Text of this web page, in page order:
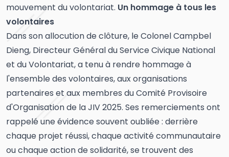
mouvement du volontariat. Un hommage à tous les
volontaires
Dans son allocution de clôture, le Colonel Campbel
Dieng, Directeur Général du Service Civique National
et du Volontariat, a tenu à rendre hommage à
l'ensemble des volontaires, aux organisations
partenaires et aux membres du Comité Provisoire
d'Organisation de la JIV 2025. Ses remerciements ont
rappelé une évidence souvent oubliée : derrière
chaque projet réussi, chaque activité communautaire
ou chaque action de solidarité, se trouvent des